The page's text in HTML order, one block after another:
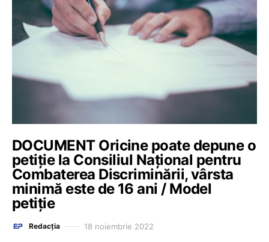
DOCUMENT Oricine poate depune o
petiție la Consiliul Național pentru
Combaterea Discriminării, vârsta
minimă este de 16 ani / Model
petiție
Redacția 18 noiembrie 2022